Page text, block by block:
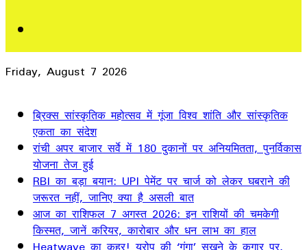
Friday, August 7 2026
ब्रिक्स सांस्कृतिक महोत्सव में गूंजा विश्व शांति और सांस्कृतिक
एकता का संदेश
रांची अपर बाजार सर्वे में 180 दुकानों पर अनियमितता, पुनर्विकास
योजना तेज हुई
RBI का बड़ा बयान: UPI पेमेंट पर चार्ज को लेकर घबराने की
जरूरत नहीं, जानिए क्या है असली बात
आज का राशिफल 7 अगस्त 2026: इन राशियों की चमकेगी
किस्मत, जानें करियर, कारोबार और धन लाभ का हाल